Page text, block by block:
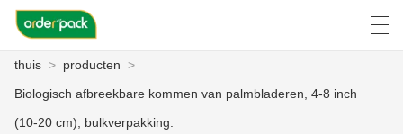
العربية Deutsch
thuis > producten >
Biologisch afbreekbare kommen van palmbladeren, 4-8 inch
(10-20 cm), bulkverpakking.